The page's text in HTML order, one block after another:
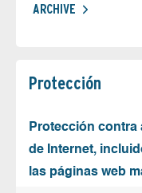
ARCHIVE
Protección
Protección contra
de Internet,
las páginas web